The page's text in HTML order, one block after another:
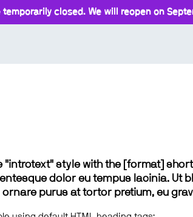
temporarily closed. We will reopen on
"introtext" style with the [format]
dolor eu tempus lacinia.
purus at tortor pretium, eu